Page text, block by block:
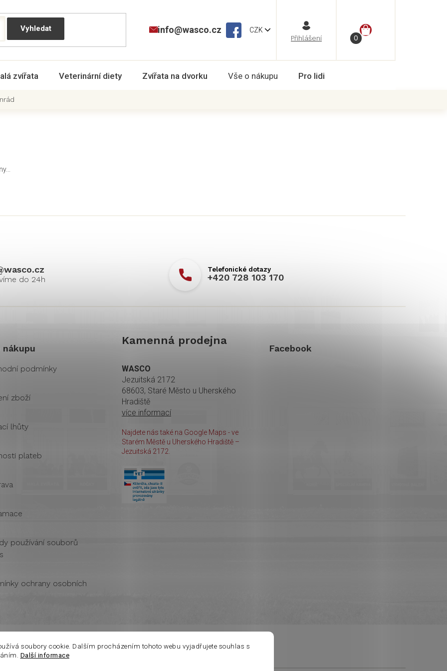
soubory cookie. Dalším procházením tohoto webu vyjadřujete souhlas s
Další informace
CZK NÁKUPNÍ
info@wasco.cz
zvířata Veterinární diety Zvířata na dvorku Vše o nákupu Pro lidi
wasco.cz
+420 728 103 170
nákupu
podmínky
zboží
lhůty
plateb
používání souborů
ochrany osobních
Kamenná prodejna
WASCO
Jezuitská 2172
68603, Staré Město u Uherského
Hradiště
více informací
Najdete nás také na Google Maps - ve
Starém Městě u Uherského Hradiště –
Jezuitská 2172.
Facebook